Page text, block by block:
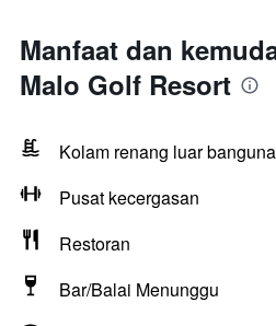
Manfaat dan
Malo Golf Resort
Kolam renang luar
Pusat kecergasan
Restoran
Bar/Balai Menunggu